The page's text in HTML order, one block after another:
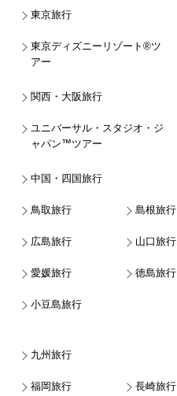
東京旅行
東京ディズニーリゾート®ツ
アー
関西・大阪旅行
ユニバーサル・スタジオ・ジ
ャパン™ツアー
中国・四国旅行
鳥取旅行 島根旅行
広島旅行 山口旅行
愛媛旅行 徳島旅行
小豆島旅行
九州旅行
福岡旅行 長崎旅行